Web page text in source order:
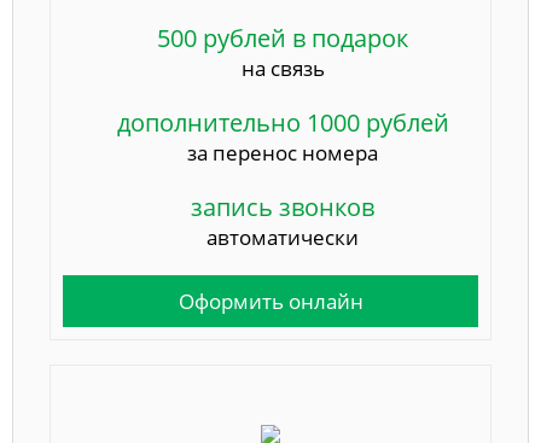
500 рублей в подарок
на связь
дополнительно 1000 рублей
за перенос номера
запись звонков
автоматически
Оформить онлайн